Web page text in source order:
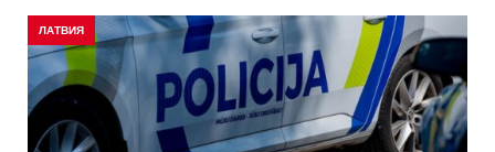
ЛАТВИЯ